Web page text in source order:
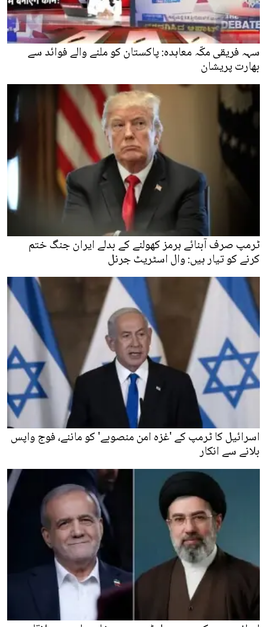
سہہ فریقی مکّہ معاہدہ: پاکستان کو ملنے والے فوائد سے
بھارت پریشان
ٹرمپ صرف آبنائے ہرمز کھولنے کے بدلے ایران جنگ ختم
کرنے کو تیار ہیں: وال اسٹریٹ جرنل
اسرائیل کا ٹرمپ کے 'غزہ امن منصوبے' کو ماننے، فوج واپس
بلانے سے انکار